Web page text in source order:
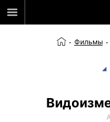
Фильмы